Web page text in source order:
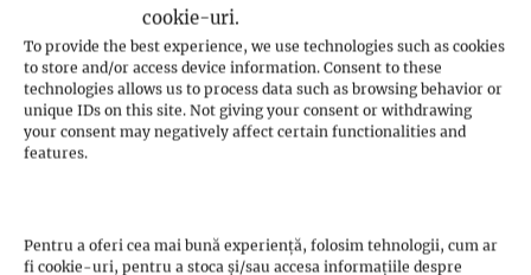
cookie-uri.
To provide the best experience, we use technologies such as cookies
to store and/or access device information. Consent to these
technologies allows us to process data such as browsing behavior or
unique IDs on this site. Not giving your consent or withdrawing
your consent may negatively affect certain functionalities and
features.
Pentru a oferi cea mai bună experiență, folosim tehnologii, cum ar
fi cookie-uri, pentru a stoca și/sau accesa informațiile despre
Budism
Meditația budistă(1)
Patriarhi Tiantai(1)